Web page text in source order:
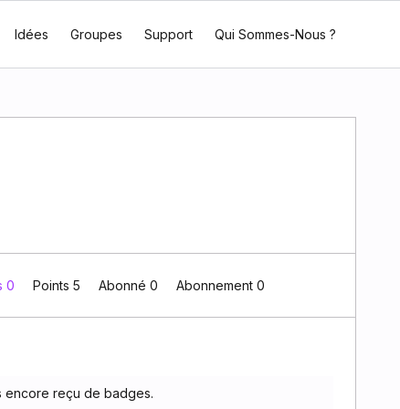
Idées Groupes Support Qui Sommes-Nous ?
0 Points 5 Abonné 0 Abonnement 0
encore reçu de badges.